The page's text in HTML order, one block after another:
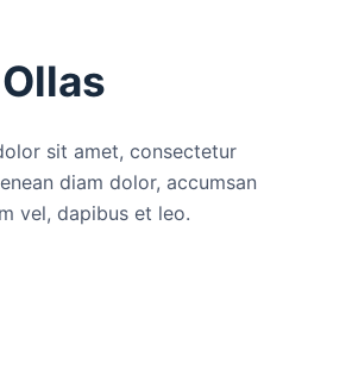
Ollas
sit amet, consectetur
diam dolor, accumsan
vel, dapibus et leo.